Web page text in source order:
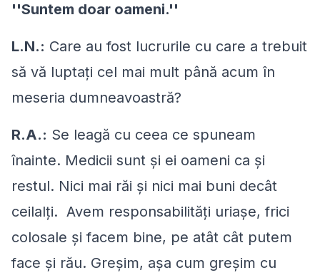
''Suntem doar oameni.''
L.N.: Care au fost lucrurile cu care a trebuit
să vă luptaţi cel mai mult până acum în
meseria dumneavoastră?
R.A.: Se leagă cu ceea ce spuneam
înainte. Medicii sunt şi ei oameni ca şi
restul. Nici mai răi şi nici mai buni decât
ceilalţi. Avem responsabilităţi uriaşe, frici
colosale şi facem bine, pe atât cât putem
face şi rău. Greşim, aşa cum greşim cu